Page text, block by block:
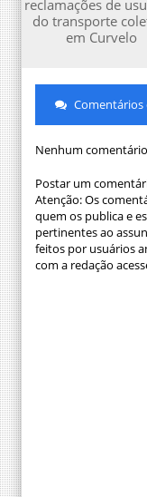
reclamações de
do transporte
em Curvelo
Comentários
Nenhum
Postar um
Atenção: Os
quem os publica e
pertinentes ao
feitos por usuários
com a redação